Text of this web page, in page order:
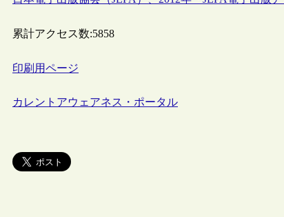
累計アクセス数:5858
印刷用ページ
カレントアウェアネス・ポータル